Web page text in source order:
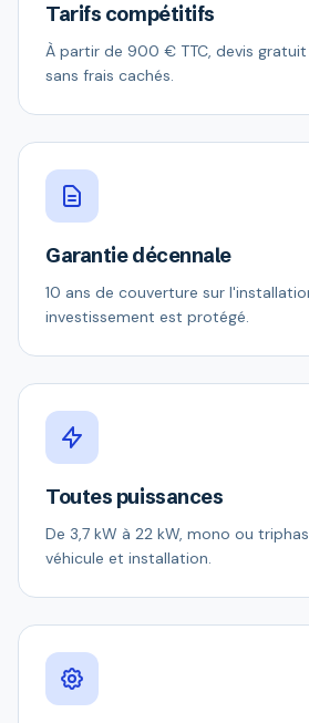
Tarifs compétitifs
À partir de 900 € TTC, devis
sans frais cachés.
Garantie décennale
10 ans de couverture sur
investissement est protégé.
Toutes puissances
De 3,7 kW à 22 kW, mono ou
véhicule et installation.